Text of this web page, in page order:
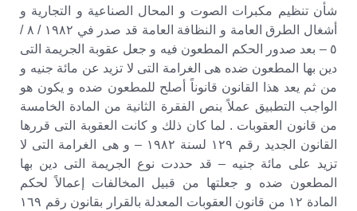
شأن تنظيم مكبرات الصوت و المحال الصناعية و التجارية و
أشغال الطرق العامة و النظافة العامة قد صدر في ١٩٨٢ / ٨ /
٥ – بعد صدور الحكم المطعون فيه و جعل عقوبة الجريمة التى
دين بها المطعون ضده هى الغرامة التى لا تزيد عن مائة جنيه و
من ثم يعد هذا القانون قانوناً أصلح للمطعون ضده و يكون هو
الواجب التطبيق عملاً بنص الفقرة الثانية من المادة الخامسة
من قانون العقوبات . لما كان ذلك و كانت العقوبة التى قررها
القانون الجديد رقم ١٢٩ لسنة ١٩٨٢ – و هى الغرامة التى لا
تزيد على مائة جنيه – قد حددت نوع الجريمة التى دين بها
المطعون ضده و جعلتها من قبيل المخالفات إعمالاً لحكم
المادة ١٢ من قانون العقوبات المعدلة بالقرار بقانون رقم ١٦٩